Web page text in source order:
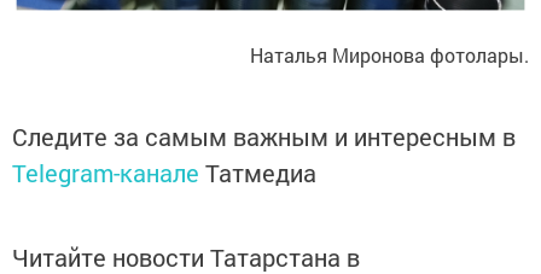
Наталья Миронова фотолары.
Следите за самым важным и интересным в
Telegram-канале Татмедиа
Читайте новости Татарстана в